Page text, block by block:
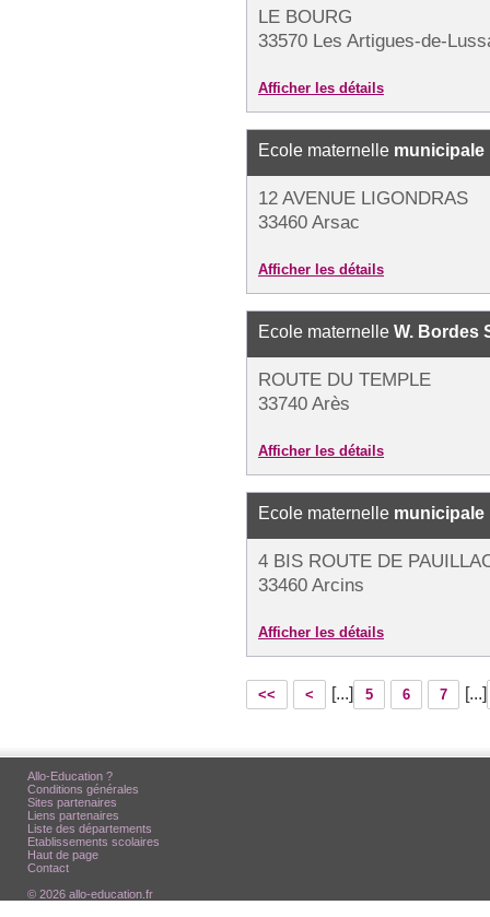
LE BOURG
33570 Les Artigues-de-
Afficher les détails
Ecole maternelle municipale
12 AVENUE LIGONDRAS
33460 Arsac
Afficher les détails
Ecole maternelle W. Bordes
ROUTE DU TEMPLE
33740 Arès
Afficher les détails
Ecole maternelle municipale
4 BIS ROUTE DE
33460 Arcins
Afficher les détails
<< < [...] 5 6 7 [...]
Allo-Education ?
Conditions générales
Sites partenaires
Liens partenaires
Liste des départements
Etablissements scolaires
Haut de page
Contact
© 2026 allo-education.fr